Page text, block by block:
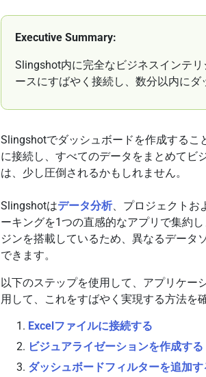
Executive Summary:
Slingshot内に完全なビジネスインテ
ースにすばやく接続し、数分以内にダ
Slingshotでダッシュボードを作成するこ
に接続し、すべてのデータをまとめてビ
は、少し圧倒されるかもしれません。
Slingshotはデータ分析、プロジェクトお
ーキングを1つの直感的なアプリで集約
ジンを搭載しているため、異なるデータ
できます。
以下のステップを使用して、アプリケー
用して、これをすばやく実現する方法を
Excelファイルに接続する
ビジュアライゼーションを作成する
ダッシュボードフィルターを追加す